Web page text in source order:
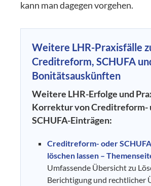
kann man dagegen vorgehen.
Weitere LHR-Praxisfälle
Creditreform, SCHUFA
Bonitätsauskünften
Weitere LHR-Erfolge und
Korrektur von Creditreform-
SCHUFA-Einträgen:
Creditreform- oder
löschen lassen –
Umfassende Übersicht zu
Berichtigung und rechtlicher